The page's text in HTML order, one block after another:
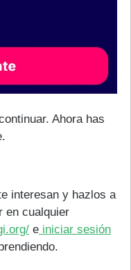
Ahora has
interesan y hazlos a
en cualquier
e iniciar sesión